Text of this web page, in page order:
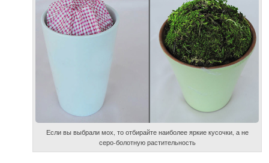
Если вы выбрали мох, то отбирайте наиболее яркие кусочки, а не
серо-болотную растительность